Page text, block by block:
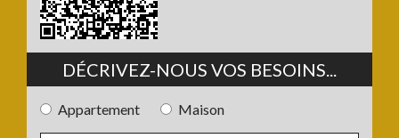
DÉCRIVEZ-NOUS VOS BESOINS...
Appartement
Maison
Type